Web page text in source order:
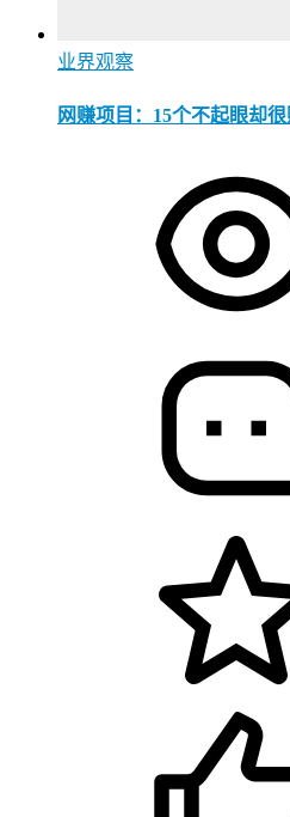
业界观察
网赚项目：15个不起眼却